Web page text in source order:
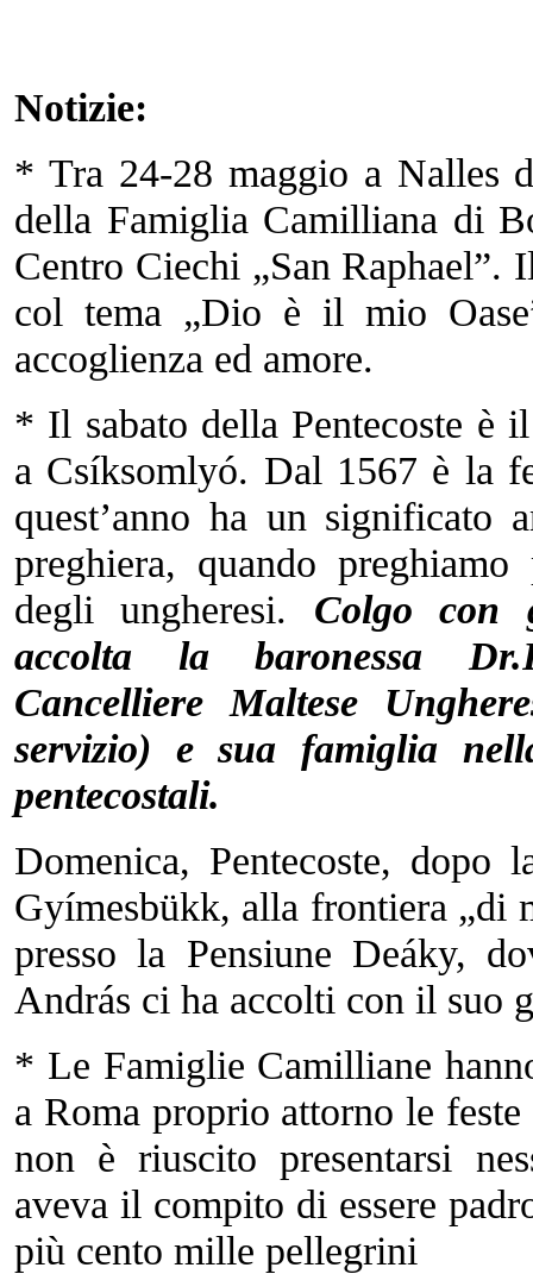
Notizie:
* Tra 24-28 maggio a Nalles
della Famiglia Camilliana di
Centro Ciechi „San Raphael”.
col tema „Dio è il mio
accoglienza ed amore.
* Il sabato della Pentecoste è
a Csíksomlyó. Dal 1567 è la
quest’anno ha un significato
preghiera, quando
degli ungheresi. Colgo con
accolta la baronessa Dr.
Cancelliere Maltese
servizio) e sua famiglia
pentecostali.
Domenica, Pentecoste, dopo
Gyímesbükk, alla frontiera „di
presso la Pensiune Deáky,
András ci ha accolti con il suo
* Le Famiglie Camilliane
a Roma proprio attorno le
non è riuscito presentarsi
aveva il compito di essere
più cento mille pellegrini